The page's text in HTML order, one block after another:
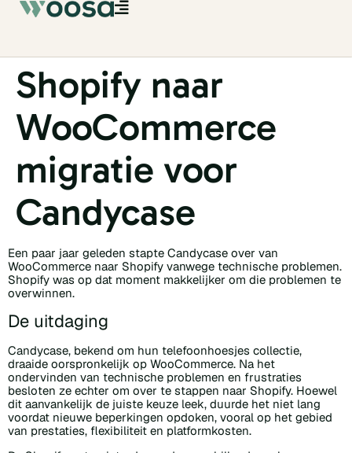
Shopify naar
WooCommerce
migratie voor
Candycase
Een paar jaar geleden stapte Candycase over van
WooCommerce naar Shopify vanwege technische problemen.
Shopify was op dat moment makkelijker om die problemen te
overwinnen.
De uitdaging
Candycase, bekend om hun telefoonhoesjes collectie,
draaide oorspronkelijk op WooCommerce. Na het
ondervinden van technische problemen en frustraties
besloten ze echter om over te stappen naar Shopify. Hoewel
dit aanvankelijk de juiste keuze leek, duurde het niet lang
voordat nieuwe beperkingen opdoken, vooral op het gebied
van prestaties, flexibiliteit en platformkosten.